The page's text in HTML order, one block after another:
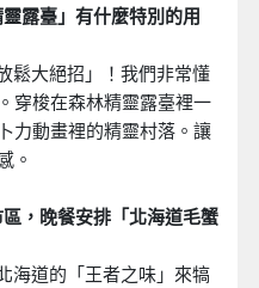
露臺」有什麼特別的用
鬆大絕招」！我們非常懂
穿梭在森林精靈露臺裡一
力動畫裡的精靈村落。讓
。
，晚餐安排「北海道毛蟹
海道的「王者之味」來犒